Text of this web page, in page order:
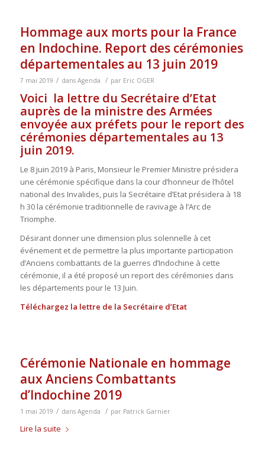
Hommage aux morts pour la France
en Indochine. Report des cérémonies
départementales au 13 juin 2019
7 mai 2019 / dans Agenda / par Eric OGER
Voici la lettre du Secrétaire d’Etat
auprès de la ministre des Armées
envoyée aux préfets pour le report des
cérémonies départementales au 13
juin 2019.
Le 8 juin 2019 à Paris, Monsieur le Premier Ministre présidera
une cérémonie spécifique dans la cour d’honneur de l’hôtel
national des Invalides, puis la Secrétaire d’Etat présidera à 18
h 30 la cérémonie traditionnelle de ravivage à l’Arc de
Triomphe.
Désirant donner une dimension plus solennelle à cet
événement et de permettre la plus importante participation
d’Anciens combattants de la guerres d’Indochine à cette
cérémonie, il a été proposé un report des cérémonies dans
les départements pour le 13 Juin.
Téléchargez la lettre de la Secrétaire d’Etat
Cérémonie Nationale en hommage
aux Anciens Combattants
d’Indochine 2019
1 mai 2019 / dans Agenda / par Patrick Garnier
Lire la suite